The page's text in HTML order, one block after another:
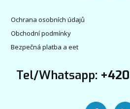
Ochrana osobních údajů
Obchodní podmínky
Bezpečná platba a eet
Tel/Whatsapp: